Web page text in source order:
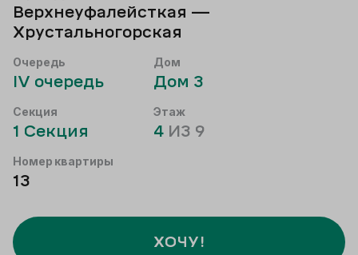
Верхнеуфалейсткая —
Хрустальногорская
Очередь
IV очередь
Дом
Дом 3
Секция
1 Секция
Этаж
4 ИЗ 9
Номер квартиры
13
ХОЧУ!